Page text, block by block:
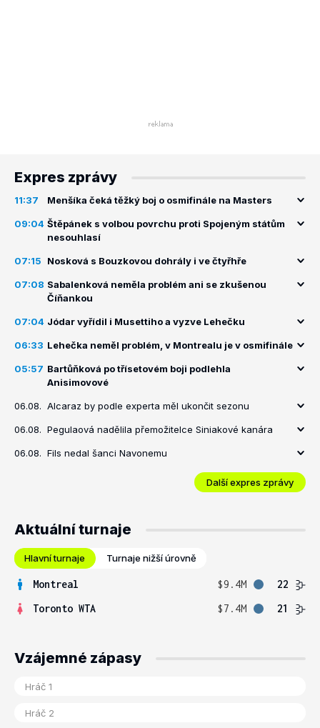
Expres zprávy
11:37 Menšíka čeká těžký boj o osmifinále na Masters
09:04 Štěpánek s volbou povrchu proti Spojeným státům
nesouhlasí
07:15 Nosková s Bouzkovou dohrály i ve čtyřhře
07:08 Sabalenková neměla problém ani se zkušenou
Číňankou
07:04 Jódar vyřídil i Musettiho a vyzve Lehečku
06:33 Lehečka neměl problém, v Montrealu je v osmifinále
05:57 Bartůňková po třísetovém boji podlehla
Anisimovové
06.08. Alcaraz by podle experta měl ukončit sezonu
06.08. Pegulaová nadělila přemožitelce Siniakové kanára
06.08. Fils nedal šanci Navonemu
Další expres zprávy
Aktuální turnaje
Hlavní turnaje Turnaje nižší úrovně
Montreal $9.4M
22
Toronto WTA
$7.4M 21
Vzájemné zápasy